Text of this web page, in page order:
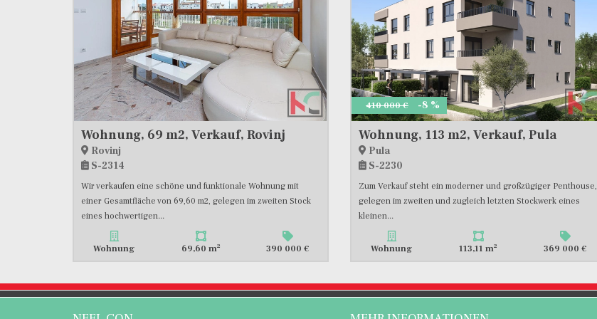
Wohnung, 69 m2, Verkauf, Rovinj
Rovinj
S-2314
Wir verkaufen eine schöne und funktionale Wohnung mit
einer Gesamtfläche von 69,60 m2, gelegen im zweiten Stock
eines hochwertigen...
Wohnung 69,60 m2 390 000 €
410 000 € -8 %
Wohnung, 113 m2, Verkauf, Pula
Pula
S-2230
Zum Verkauf steht ein moderner und großzügiger Penthouse,
gelegen im zweiten und zugleich letzten Stockwerk eines
kleinen...
Wohnung 113,11 m2 369 000 €